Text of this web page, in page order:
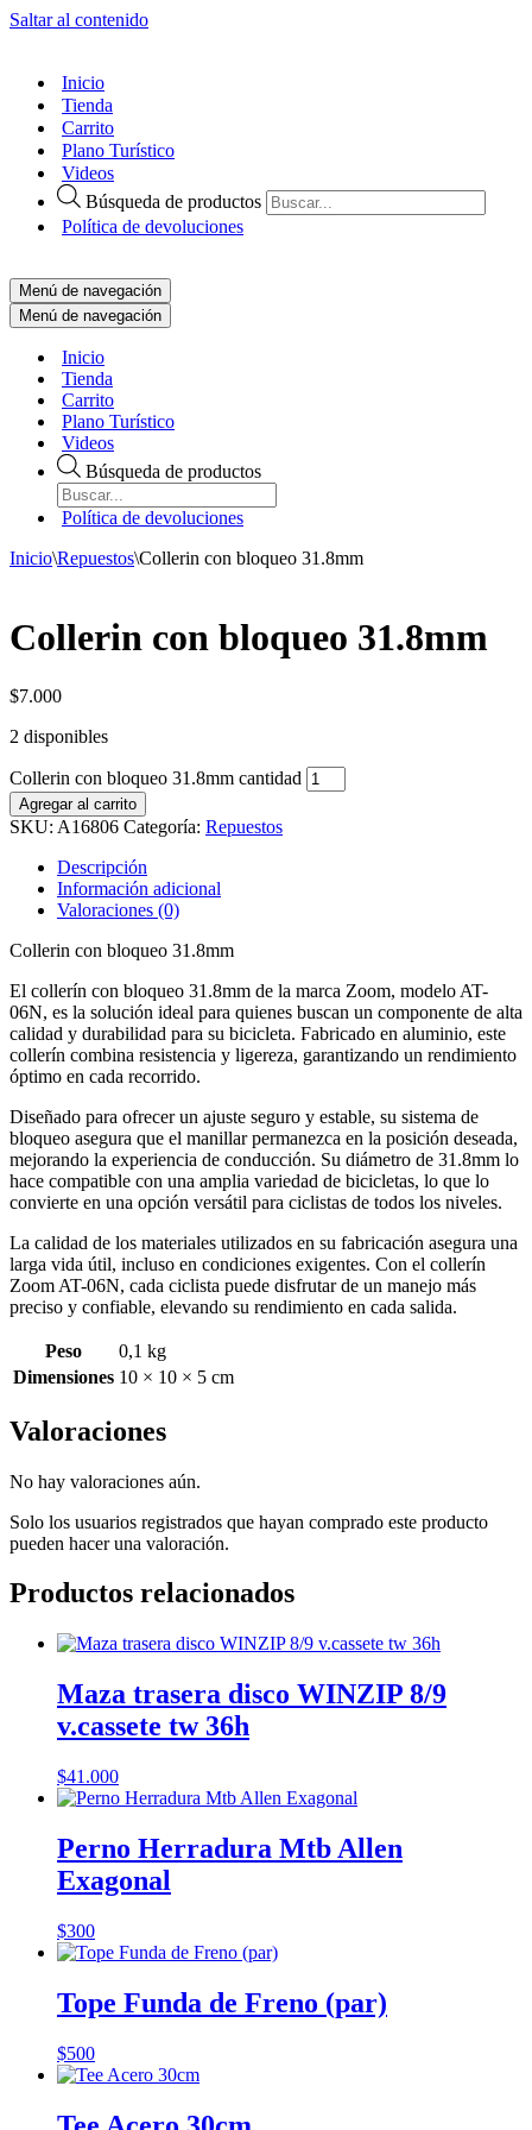
Saltar al contenido
Inicio
Tienda
Carrito
Plano Turístico
Videos
Búsqueda de productos
Política de devoluciones
Menú de navegación
Menú de navegación
Inicio
Tienda
Carrito
Plano Turístico
Videos
Búsqueda de productos
Política de devoluciones
Inicio\Repuestos\Collerin con bloqueo 31.8mm
Collerin con bloqueo 31.8mm
$7.000
2 disponibles
Collerin con bloqueo 31.8mm cantidad
Agregar al carrito
SKU: A16806 Categoría: Repuestos
Descripción
Información adicional
Valoraciones (0)
Collerin con bloqueo 31.8mm
El collerín con bloqueo 31.8mm de la marca Zoom, modelo AT-
06N, es la solución ideal para quienes buscan un componente de alta
calidad y durabilidad para su bicicleta. Fabricado en aluminio, este
collerín combina resistencia y ligereza, garantizando un rendimiento
óptimo en cada recorrido.
Diseñado para ofrecer un ajuste seguro y estable, su sistema de
bloqueo asegura que el manillar permanezca en la posición deseada,
mejorando la experiencia de conducción. Su diámetro de 31.8mm lo
hace compatible con una amplia variedad de bicicletas, lo que lo
convierte en una opción versátil para ciclistas de todos los niveles.
La calidad de los materiales utilizados en su fabricación asegura una
larga vida útil, incluso en condiciones exigentes. Con el collerín
Zoom AT-06N, cada ciclista puede disfrutar de un manejo más
preciso y confiable, elevando su rendimiento en cada salida.
Peso
0,1 kg
Dimensiones 10 × 10 × 5 cm
Valoraciones
No hay valoraciones aún.
Solo los usuarios registrados que hayan comprado este producto
pueden hacer una valoración.
Productos relacionados
Maza trasera disco WINZIP 8/9
v.cassete tw 36h
$41.000
Perno Herradura Mtb Allen
Exagonal
$300
Tope Funda de Freno (par)
$500